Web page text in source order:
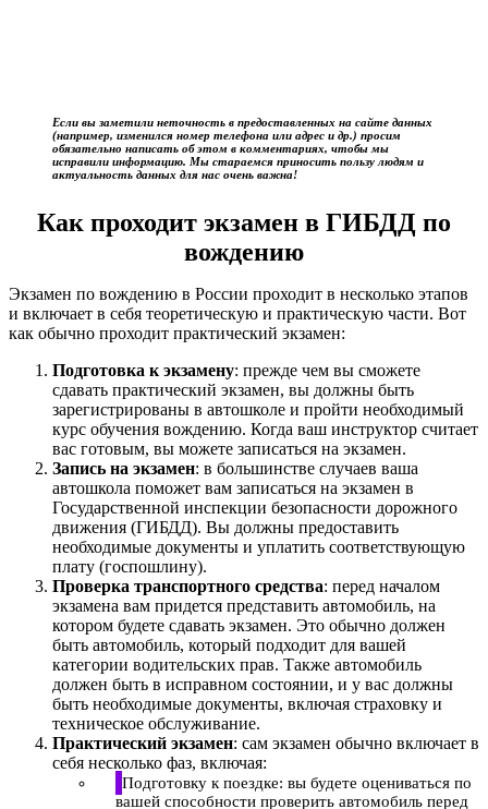
Если вы заметили неточность в предоставленных на сайте данных
(например, изменился номер телефона или адрес и др.) просим
обязательно написать об этом в комментариях, чтобы мы
исправили информацию. Мы стараемся приносить пользу людям и
актуальность данных для нас очень важна!
Как проходит экзамен в ГИБДД по
вождению
Экзамен по вождению в России проходит в несколько этапов
и включает в себя теоретическую и практическую части. Вот
как обычно проходит практический экзамен:
Подготовка к экзамену: прежде чем вы сможете
сдавать практический экзамен, вы должны быть
зарегистрированы в автошколе и пройти необходимый
курс обучения вождению. Когда ваш инструктор считает
вас готовым, вы можете записаться на экзамен.
Запись на экзамен: в большинстве случаев ваша
автошкола поможет вам записаться на экзамен в
Государственной инспекции безопасности дорожного
движения (ГИБДД). Вы должны предоставить
необходимые документы и уплатить соответствующую
плату (госпошлину).
Проверка транспортного средства: перед началом
экзамена вам придется представить автомобиль, на
котором будете сдавать экзамен. Это обычно должен
быть автомобиль, который подходит для вашей
категории водительских прав. Также автомобиль
должен быть в исправном состоянии, и у вас должны
быть необходимые документы, включая страховку и
техническое обслуживание.
Практический экзамен: сам экзамен обычно включает в
себя несколько фаз, включая:
Подготовку к поездке: вы будете оцениваться по
вашей способности проверить автомобиль перед